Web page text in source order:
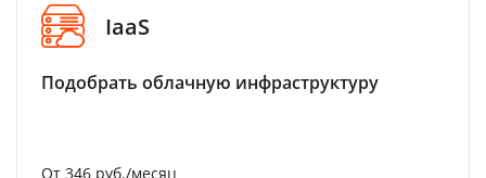
IaaS
Подобрать облачную инфраструктуру
От 346 руб./месяц